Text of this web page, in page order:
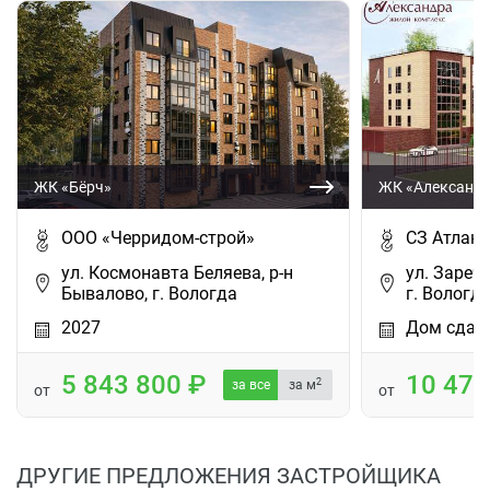
ЖК «Бёрч»
ООО «Черридом-строй»
ул. Космонавта Беляева, р-н
Бывалово, г. Вологда
2027
от 5 843 800 за все за м2
ЖК
СЗ Атлант
ул.
г. Вологда
Дом сдан
от 10
ДРУГИЕ ПРЕДЛОЖЕНИЯ ЗАСТРОЙЩИКА